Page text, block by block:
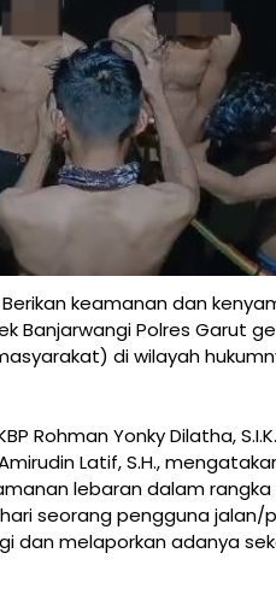
keamanan dan
Banjarwangi Polres Garut
di wilayah
Rohman Yonky Dilatha,
Latif, S.H.,
lebaran dalam
seorang pengguna
dan melaporkan adanya